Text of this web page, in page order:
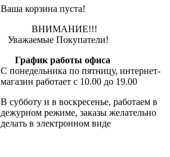
Ваша корзина пуста!
ВНИМАНИЕ!!!
Уважаемые Покупатели!
График работы офиса
С понедельника по пятницу, интернет-
магазин работает с 10.00 до 19.00
В субботу и в воскресенье, работаем в
дежурном режиме, заказы желательно
делать в электронном виде